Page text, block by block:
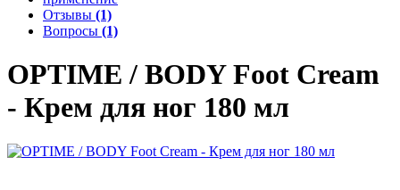
Отзывы (1)
Вопросы (1)
OPTIME / BODYFoot Cream
- Крем для ног 180 мл